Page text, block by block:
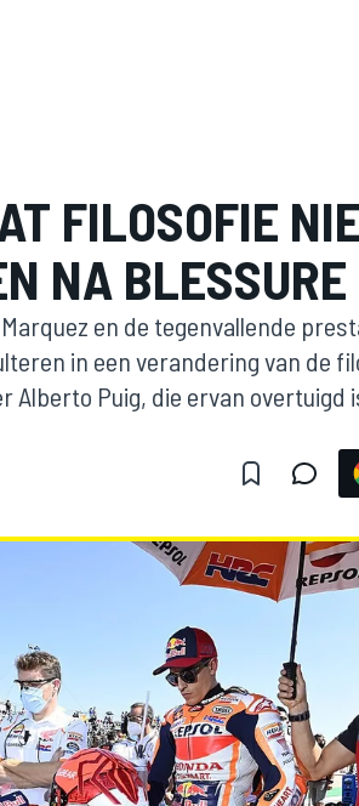
FILOSOFIE
NA BLESSURE
en de tegenvallende
in een verandering van de
Alberto Puig, die ervan overtuigd